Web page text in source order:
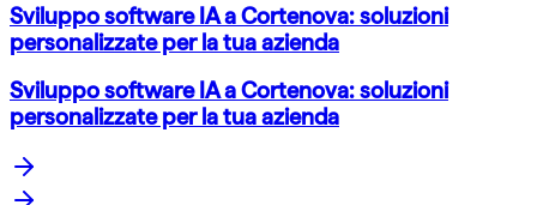
Sviluppo software IA a Cortenova: soluzioni
personalizzate per la tua azienda
Sviluppo software IA a Cortenova: soluzioni
personalizzate per la tua azienda